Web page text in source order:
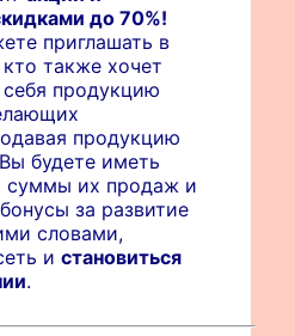
до 70%!
приглашать в
также хочет
продукцию
продукцию
будете иметь
суммы их продаж и
за развитие
словами,
и становиться
.